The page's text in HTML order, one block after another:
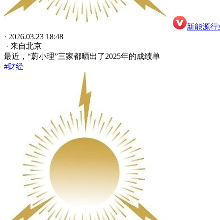
新能源
· 2026.03.23 18:48
· 来自北京
最近，“蔚小理”三家都晒出了2025年的成绩单
#财经